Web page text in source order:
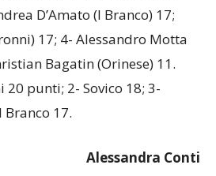
D’Amato (l Branco) 17;
17; 4- Alessandro Motta
Bagatin (Orinese) 11.
20 punti; 2- Sovico 18; 3-
Branco 17.
Alessandra Conti